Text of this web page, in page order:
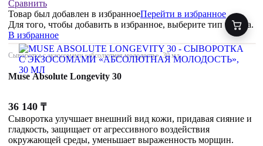
Сравнить
Товар был добавлен в избранноеПерейти в избранное
Для того, чтобы добавить в избранное, выберите тип товара.
В избранное
Сыворотка с экзосомами «абсолютная молодость», 30 мл
Muse Absolute Longevity 30
36 140 ₸
Сыворотка улучшает внешний вид кожи, придавая сияние и
гладкость, защищает от агрессивного воздействия
окружающей среды, уменьшает выраженность морщин.